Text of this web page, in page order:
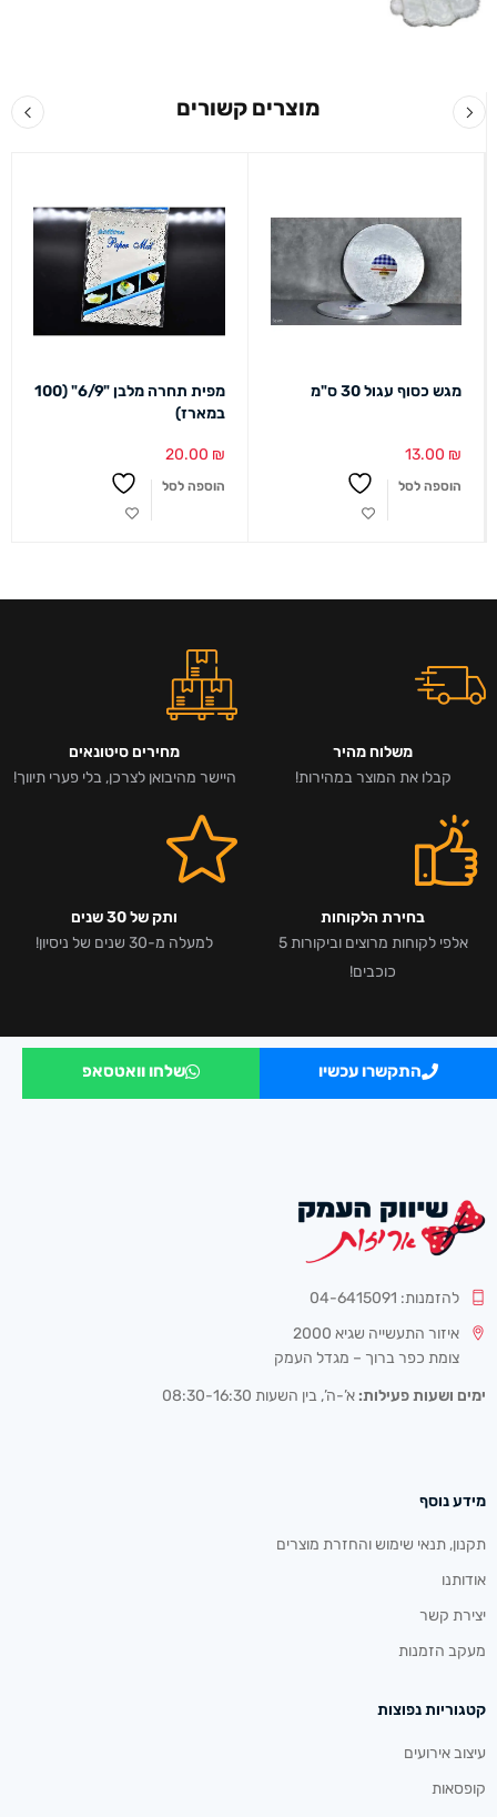
מוצרים קשורים
מגש כסוף עגול 30 ס"מ
13.00 ₪
הוספה לסל
מפית תחרה מלבן "6/9" (100
במארז)
20.00 ₪
הוספה לסל
משלוח מהיר
קבלו את המוצר במהירות!
מחירים סיטונאים
היישר מהיבואן לצרכן, בלי פערי תיווך!
בחירת הלקוחות
אלפי לקוחות מרוצים וביקורות 5
כוכבים!
ותק של 30 שנים
למעלה מ-30 שנים של ניסיון!
התקשרו עכשיו שלחו וואטסאפ
להזמנות: 04-6415091
איזור התעשייה שגיא 2000
צומת כפר ברוך – מגדל העמק
ימים ושעות פעילות: א’-ה’, בין השעות 08:30-16:30
מידע נוסף
תקנון, תנאי שימוש והחזרת מוצרים
אודותנו
יצירת קשר
מעקב הזמנות
קטגוריות נפוצות
עיצוב אירועים
קופסאות